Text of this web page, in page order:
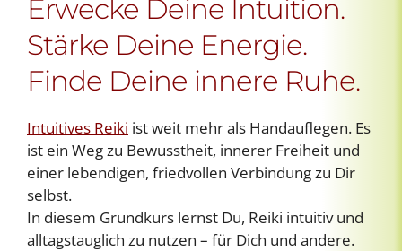
Erwecke Deine Intuition.
Stärke Deine Energie.
Finde Deine innere Ruhe.
Intuitives Reiki ist weit mehr als Handauflegen. Es
ist ein Weg zu Bewusstheit, innerer Freiheit und
einer lebendigen, friedvollen Verbindung zu Dir
selbst.
In diesem Grundkurs lernst Du, Reiki intuitiv und
alltagstauglich zu nutzen – für Dich und andere.